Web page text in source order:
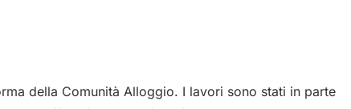
della Comunità Alloggio. I lavori sono stati in parte